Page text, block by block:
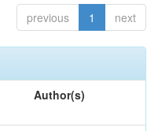
previous 1 next
Author(s)